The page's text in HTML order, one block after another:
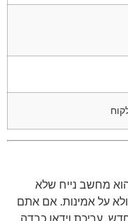
מחשב נייח שלא
על אמינות. אם אתם
עריכת וידאו כבדה,